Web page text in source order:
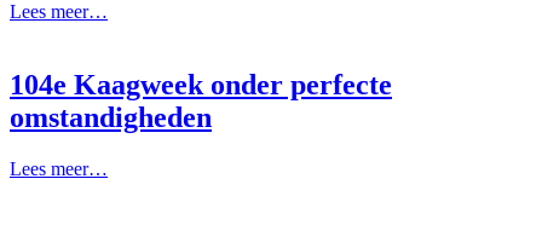
Lees meer…
104e Kaagweek onder perfecte
omstandigheden
Lees meer…